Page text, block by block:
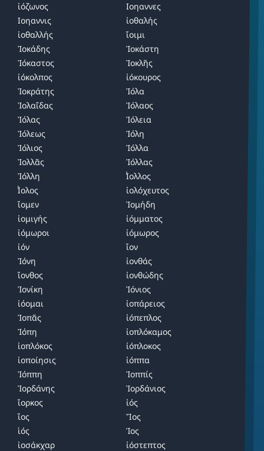
ἰόζωνος
Ιοηαννες
Ιοηαννις
ἰοθαλής
ἰοθαλλής
ἴοιμι
Ἰοκάδης
Ἰοκάστη
Ἰόκαστος
Ἰοκλῆς
ἰόκολπος
ἰόκουρος
Ἰοκράτης
Ἰόλα
Ἰολαΐδας
Ἰόλαος
Ἰόλας
Ἰόλεια
Ἰόλεως
Ἰόλη
Ἰόλιος
Ἰόλλα
Ἰολλᾶς
Ἰόλλας
Ἰόλλη
̓́Ιολλος
̓́Ιολος
ἰολόχευτος
ἴομεν
Ἰομήδη
ἰομιγής
ἰόμματος
ἰόμωροι
ἰόμωρος
ἰόν
ἴον
Ἰόνη
ἰονθάς
ἴονθος
ἰονθώδης
Ἰονίκη
Ἰόνιος
ἰόομαι
ἰοπάρειος
Ἰοπᾶς
ἰόπεπλος
Ἰόπη
ἰοπλόκαμος
ἰοπλόκος
ἰόπλοκος
ἰοποίησις
ἰόππα
Ἰόππη
Ἰοππίς
Ἰορδάνης
Ἰορδάνιος
ἴορκος
ἰός
ἴος
Ἴος
ἱός
Ίος
ἰοσάκχαρ
ἰόστεπτος